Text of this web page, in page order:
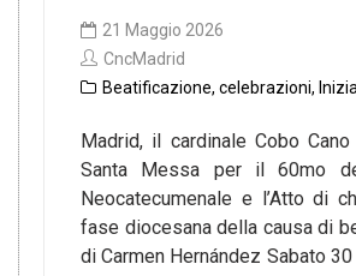
21 Maggio 2026
CncMadrid
Beatificazione, celebrazioni,
Madrid, il cardinale Cobo
Santa Messa per il 60mo
Neocatecumenale e l’Atto di
fase diocesana della causa di
di Carmen Hernández Sabato